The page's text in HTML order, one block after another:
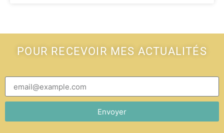
POUR RECEVOIR MES ACTUALITÉS
Envoyer